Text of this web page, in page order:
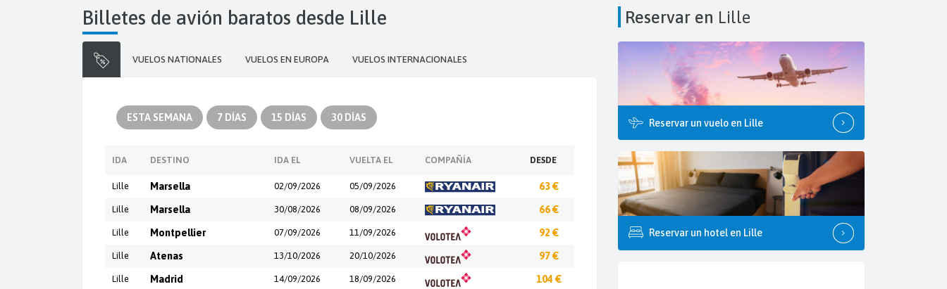
Billetes de avión baratos desde Lille
VUELOS NATIONALES VUELOS EN EUROPA VUELOS INTERNACIONALES
ESTA SEMANA 7 DÍAS 15 DÍAS 30 DÍAS
IDA DESTINO IDA EL VUELTA EL COMPAÑÍA DESDE
Lille Marsella 02/09/2026 05/09/2026 63 €
Lille Marsella 30/08/2026 08/09/2026 66 €
Lille Montpellier 07/09/2026 11/09/2026 92 €
Lille Atenas 13/10/2026 20/10/2026 97 €
Lille Madrid 14/09/2026 18/09/2026 104 €
Reservar en Lille
Reservar un vuelo en Lille
Reservar un hotel en Lille